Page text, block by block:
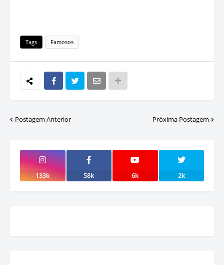
Tags Famosos
Postagem Anterior Próxima Postagem
133k 58k 6k 2k